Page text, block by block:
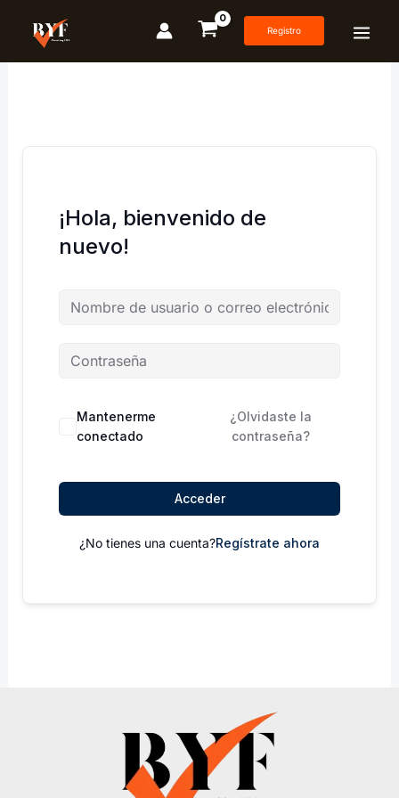
contenido
Registro
¡Hola, bienvenido de
nuevo!
Mantenerme
conectado
¿Olvidaste la
contraseña?
Acceder
¿No tienes una cuenta?Regístrate ahora